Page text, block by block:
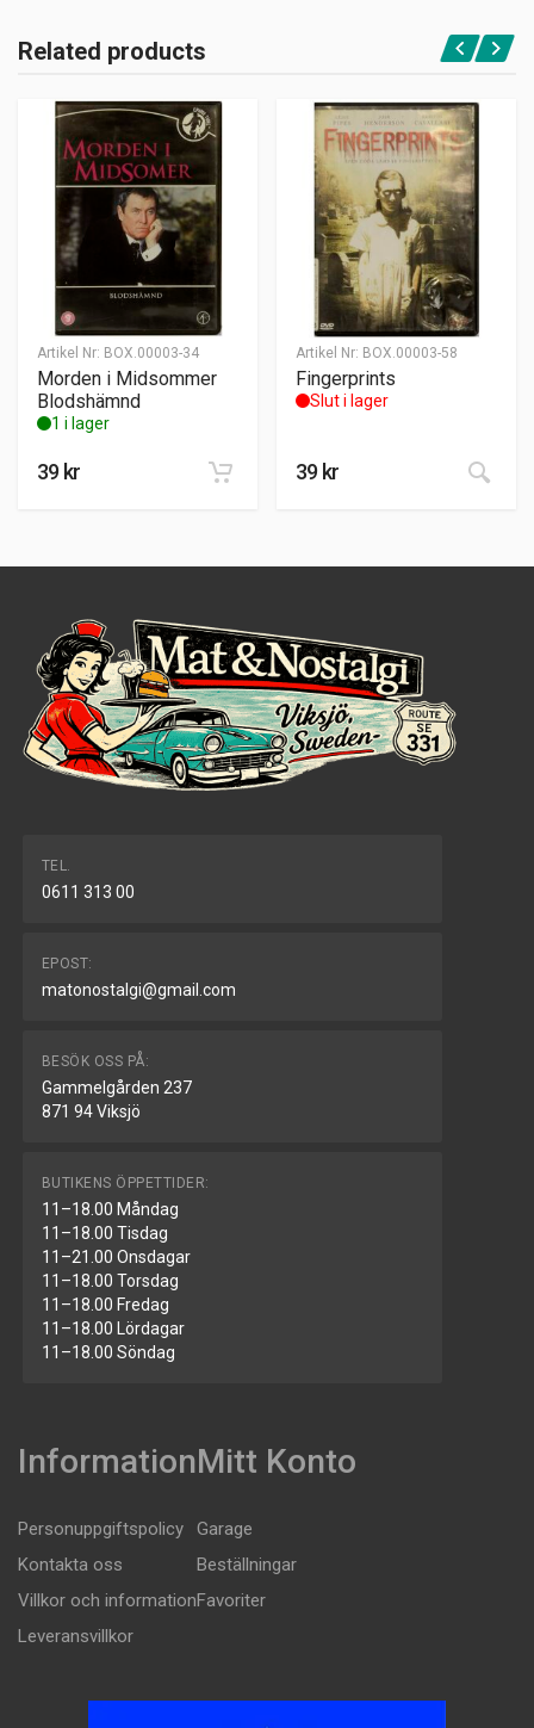
Related products
Artikel Nr: BOX.00003-34
Morden i Midsommer
Blodshämnd
1 i lager
39kr
Artikel Nr: BOX.00003-58
Fingerprints
Slut i lager
39kr
TEL.
0611 313 00
EPOST:
matonostalgi@gmail.com
BESÖK OSS PÅ:
Gammelgården 237
871 94 Viksjö
BUTIKENS ÖPPETTIDER:
11–18.00 Måndag
11–18.00 Tisdag
11–21.00 Onsdagar
11–18.00 Torsdag
11–18.00 Fredag
11–18.00 Lördagar
11–18.00 Söndag
Information
Personuppgiftspolicy
Kontakta oss
Villkor och information
Leveransvillkor
Mitt Konto
Garage
Beställningar
Favoriter